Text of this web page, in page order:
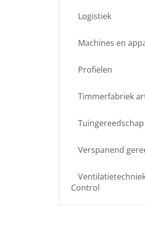
Logistiek
Machines en
Profielen
Timmerfabriek
Tuingereedschap
Verspanend
Control